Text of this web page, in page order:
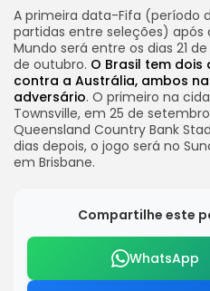
A primeira data-Fifa (período
partidas entre seleções) após
Mundo será entre os dias 21
de outubro. O Brasil tem dois
contra a Austrália, ambos
adversário. O primeiro na
Townsville, em 25 de
Queensland Country Bank
dias depois, o jogo será no
em Brisbane.
Compartilhe este
WhatsApp